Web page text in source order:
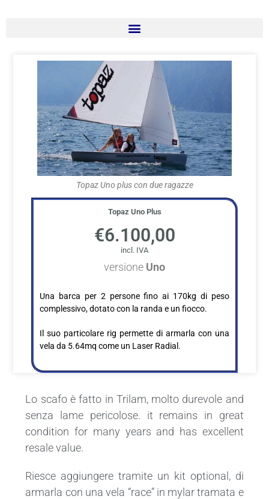
Topaz Uno plus con due ragazze
Topaz Uno Plus
€6.100,00
versione Uno
Una barca per 2 persone fino ai 170kg di peso
complessivo, dotato con la randa e un fiocco.
Il suo particolare rig permette di armarla con una
vela da 5.64mq come un Laser Radial.
Lo scafo è fatto in Trilam, molto durevole and
senza lame pericolose. it remains in great
condition for many years and has excellent
resale value.
Riesce aggiungere tramite un kit optional, di
armarla con una vela “race” in mylar tramata e